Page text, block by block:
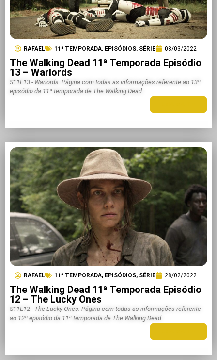
RAFAEL 11ª TEMPORADA, EPISÓDIOS, SÉRIE 08/03/2022
The Walking Dead 11ª Temporada Episódio
13 – Warlords
S11E13 - Warlords: Página com todas as informações referente ao 13º
episódio da 11ª temporada de The Walking Dead.
RAFAEL 11ª TEMPORADA, EPISÓDIOS, SÉRIE 28/02/2022
The Walking Dead 11ª Temporada Episódio
12 – The Lucky Ones
S11E12 - The Lucky Ones: Página com todas as informações referente
ao 12º episódio da 11ª temporada de The Walking Dead.